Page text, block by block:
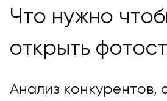
Что нужно
открыть
Анализ конкурентов,